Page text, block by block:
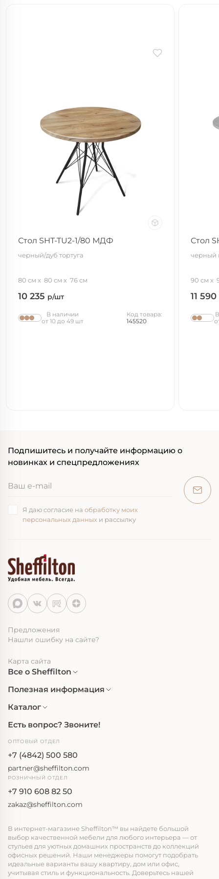
Стол SHT-TU2-1/80 МДФ
черный/дуб тортуга
80 см 80 см 76 см
10 235 р/шт
В наличии
от 10 до 49 шт
Код товара:
145520
Стол
черный
90 см
11 590
Подпишитесь и получайте информацию о
новинках и спецпредложениях
Я даю согласие на обработку моих
персональных данных и рассылку
Предложения
Нашли ошибку на сайте?
Карта сайта
Все о Sheffilton
Полезная информация
Каталог
Есть вопрос? Звоните!
ОПТОВЫЙ ОТДЕЛ
+7 (4842) 500 580
partner@sheffilton.com
РОЗНИЧНЫЙ ОТДЕЛ
+7 910 608 82 50
zakaz@sheffilton.com
В интернет-магазине Sheffilton™ вы найдете большой
выбор качественной мебели для любого интерьера — от
стульев для уютных домашних пространств до коллекций
офисных решений. Наши менеджеры помогут подобрать
идеальные варианты вашу квартиру, дом или офис,
учитывая стиль и функциональность. Доверьтесь нашей